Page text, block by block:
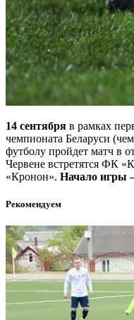
14 сентября в рамках
чемпионата Беларуси
футболу пройдет матч в
Червене встретятся ФК
«Кронон». Начало игры
Рекомендуем